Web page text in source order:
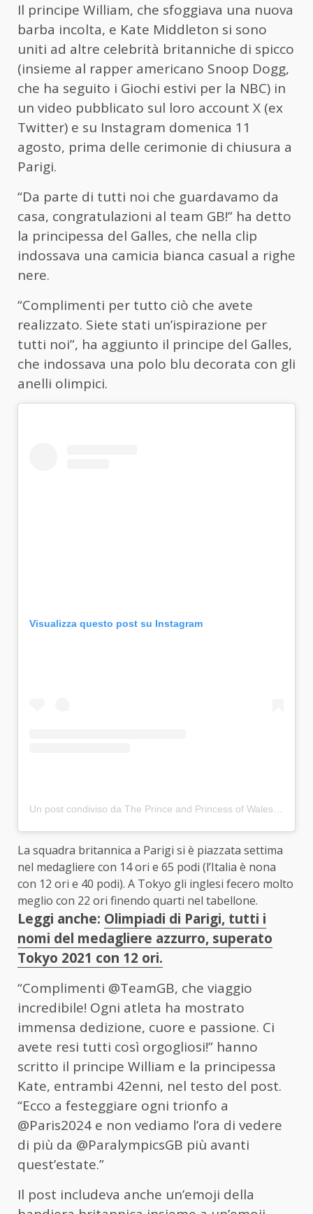
Il principe William, che sfoggiava una nuova
barba incolta, e Kate Middleton si sono
uniti ad altre celebrità britanniche di spicco
(insieme al rapper americano Snoop Dogg,
che ha seguito i Giochi estivi per la NBC) in
un video pubblicato sul loro account X (ex
Twitter) e su Instagram domenica 11
agosto, prima delle cerimonie di chiusura a
Parigi.
“Da parte di tutti noi che guardavamo da
casa, congratulazioni al team GB!” ha detto
la principessa del Galles, che nella clip
indossava una camicia bianca casual a righe
nere.
“Complimenti per tutto ciò che avete
realizzato. Siete stati un’ispirazione per
tutti noi”, ha aggiunto il principe del Galles,
che indossava una polo blu decorata con gli
anelli olimpici.
Visualizza questo post su Instagram
Un post condiviso da The Prince and Princess of Wales (@princeandprincessofwales)
La squadra britannica a Parigi si è piazzata settima
nel medagliere con 14 ori e 65 podi (l’Italia è nona
con 12 ori e 40 podi). A Tokyo gli inglesi fecero molto
meglio con 22 ori finendo quarti nel tabellone.
Leggi anche: Olimpiadi di Parigi, tutti i
nomi del medagliere azzurro, superato
Tokyo 2021 con 12 ori.
“Complimenti @TeamGB, che viaggio
incredibile! Ogni atleta ha mostrato
immensa dedizione, cuore e passione. Ci
avete resi tutti così orgogliosi!” hanno
scritto il principe William e la principessa
Kate, entrambi 42enni, nel testo del post.
“Ecco a festeggiare ogni trionfo a
@Paris2024 e non vediamo l’ora di vedere
di più da @ParalympicsGB più avanti
quest’estate.”
Il post includeva anche un’emoji della